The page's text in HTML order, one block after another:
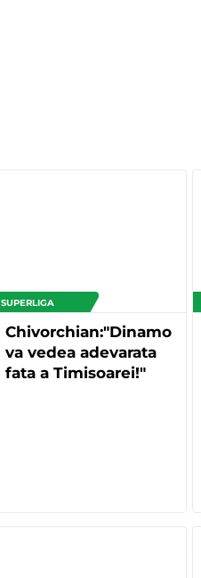
SUPERLIGA
Chivorchian:"Dinamo
va vedea adevarata
fata a Timisoarei!"